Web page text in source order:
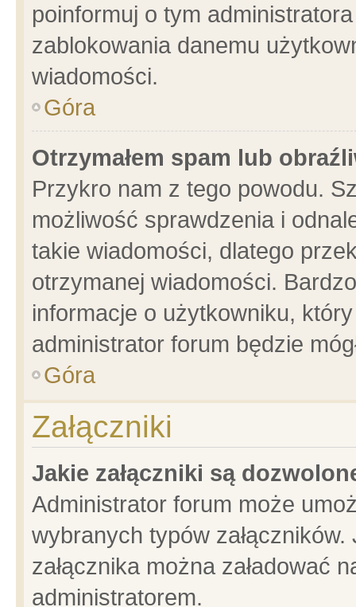
poinformuj o tym
zablokowania danemu
wiadomości.
Góra
Otrzymałem spam lub
Przykro nam z tego powodu.
możliwość sprawdzenia i
takie wiadomości, dlatego
otrzymanej wiadomości.
informacje o użytkowniku,
administrator forum będzie
Góra
Załączniki
Jakie załączniki są
Administrator forum może
wybranych typów
załącznika można załadować
administratorem.